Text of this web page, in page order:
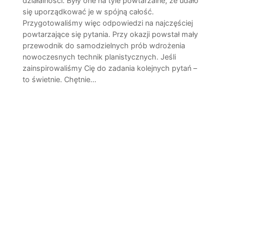
się uporządkować je w spójną całość.
Przygotowaliśmy więc odpowiedzi na najczęściej
powtarzające się pytania. Przy okazji powstał mały
przewodnik do samodzielnych prób wdrożenia
nowoczesnych technik planistycznych. Jeśli
zainspirowaliśmy Cię do zadania kolejnych pytań –
to świetnie. Chętnie…